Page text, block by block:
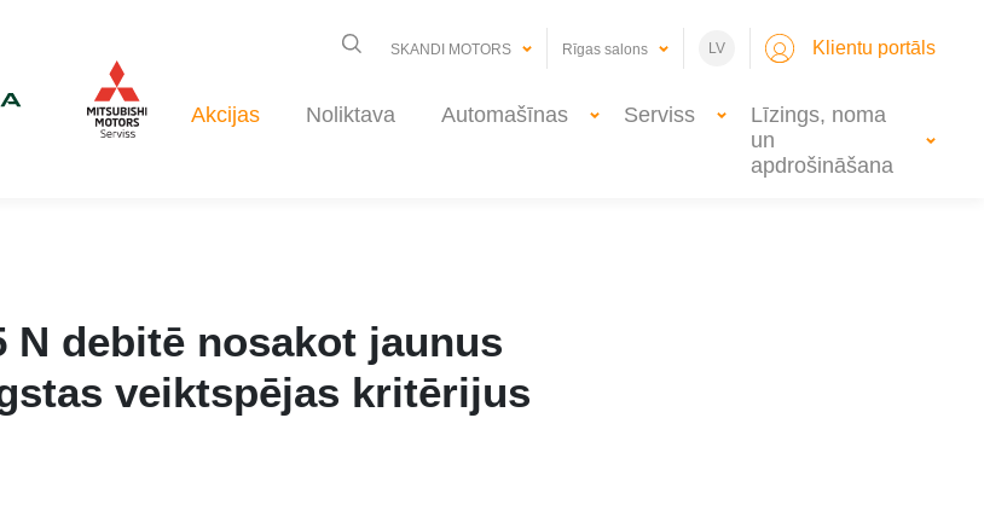
SKANDI MOTORS Rīgas salons LV Klientu portāls
Akcijas Noliktava Automašīnas Serviss
Līzings, noma
un
apdrošināšana
N debitē nosakot jaunus
veiktspējas kritērijus